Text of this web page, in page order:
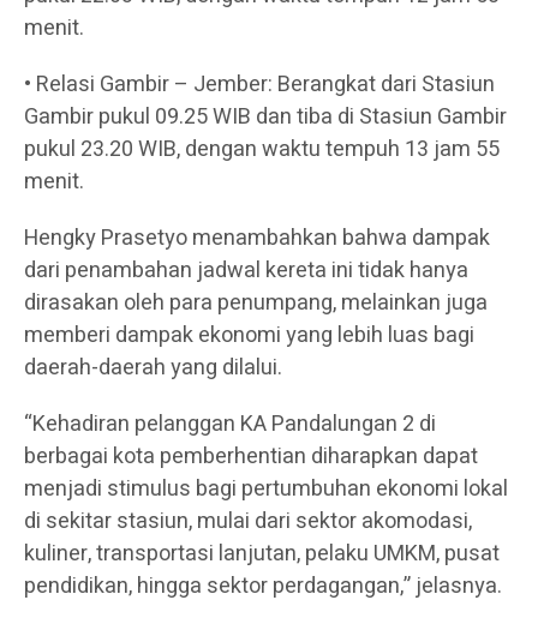
menit.
• Relasi Gambir – Jember: Berangkat dari Stasiun
Gambir pukul 09.25 WIB dan tiba di Stasiun Gambir
pukul 23.20 WIB, dengan waktu tempuh 13 jam 55
menit.
Hengky Prasetyo menambahkan bahwa dampak
dari penambahan jadwal kereta ini tidak hanya
dirasakan oleh para penumpang, melainkan juga
memberi dampak ekonomi yang lebih luas bagi
daerah-daerah yang dilalui.
“Kehadiran pelanggan KA Pandalungan 2 di
berbagai kota pemberhentian diharapkan dapat
menjadi stimulus bagi pertumbuhan ekonomi lokal
di sekitar stasiun, mulai dari sektor akomodasi,
kuliner, transportasi lanjutan, pelaku UMKM, pusat
pendidikan, hingga sektor perdagangan,” jelasnya.